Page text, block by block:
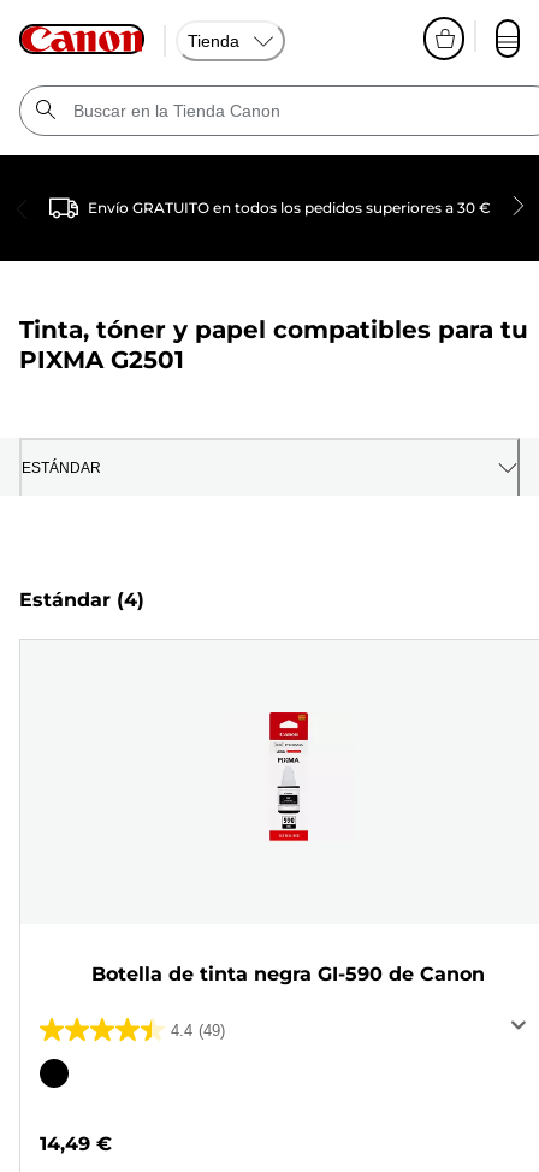
Tienda
Envío GRATUITO en todos los pedidos superiores a 30 €
Tinta, tóner y papel compatibles para tu
PIXMA G2501
ESTÁNDAR
Estándar (4)
Botella de tinta negra GI-590 de Canon
4.4 (49)
4.4
de
49
Cartucho
14,49 €